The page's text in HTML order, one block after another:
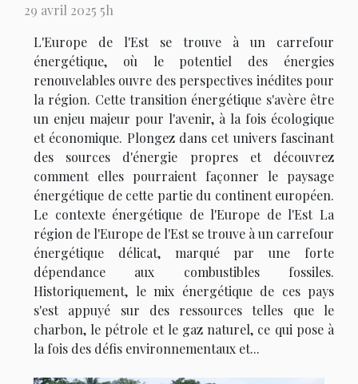
29 avril 2025 5h
L'Europe de l'Est se trouve à un carrefour
énergétique, où le potentiel des énergies
renouvelables ouvre des perspectives inédites pour
la région. Cette transition énergétique s'avère être
un enjeu majeur pour l'avenir, à la fois écologique
et économique. Plongez dans cet univers fascinant
des sources d'énergie propres et découvrez
comment elles pourraient façonner le paysage
énergétique de cette partie du continent européen.
Le contexte énergétique de l'Europe de l'Est La
région de l'Europe de l'Est se trouve à un carrefour
énergétique délicat, marqué par une forte
dépendance aux combustibles fossiles.
Historiquement, le mix énergétique de ces pays
s'est appuyé sur des ressources telles que le
charbon, le pétrole et le gaz naturel, ce qui pose à
la fois des défis environnementaux et...